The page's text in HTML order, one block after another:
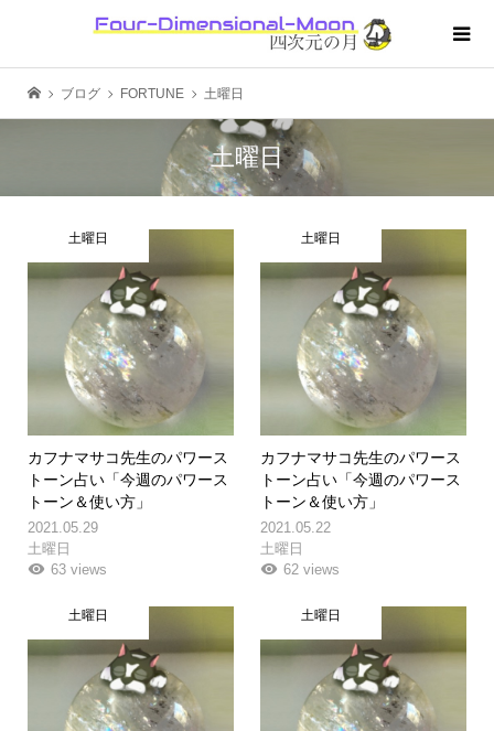
ブログ FORTUNE 土曜日
土曜日
土曜日
カフナマサコ先生のパワース
トーン占い「今週のパワース
トーン＆使い方」
2021.05.29
土曜日
63 views
土曜日
カフナマサコ先生のパワース
トーン占い「今週のパワース
トーン＆使い方」
2021.05.22
土曜日
62 views
土曜日 土曜日